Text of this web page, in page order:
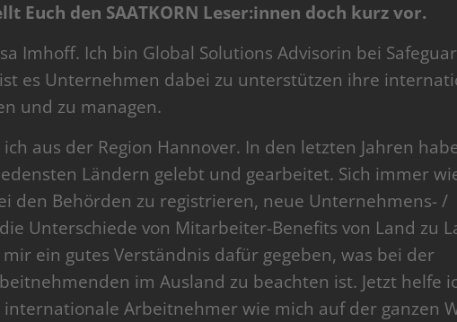
Euch den SAATKORN Leser:innen doch kurz vor.
Imhoff. Ich bin Global Solutions Advisorin bei
es Unternehmen dabei zu unterstützen ihre
und zu managen.
aus der Region Hannover. In den letzten Jahren
Ländern gelebt und gearbeitet. Sich immer
den Behörden zu registrieren, neue Unternehmens- /
Unterschiede von Mitarbeiter-Benefits von Land zu
ein gutes Verständnis dafür gegeben, was bei der
im Ausland zu beachten ist. Jetzt helfe
Arbeitnehmer wie mich auf der ganzen